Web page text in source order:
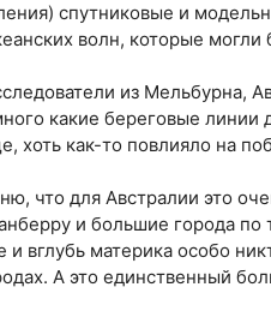
спутниковые и
волн, которые
из Мельбурна,
какие береговые
хоть как-то повлияло на
что для Австралии это
и большие города
и вглубь материка особо
А это единственный